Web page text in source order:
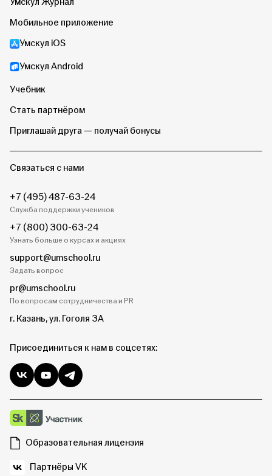
Мобильное приложение
Умскул iOS
Умскул Android
Учебник
Стать партнёром
Приглашай друга — получай бонусы
Связаться с нами
+7 (495) 487-63-24
Служба поддержки учеников
+7 (800) 300-63-24
Узнать больше о курсах и акциях
support@umschool.ru
Задать вопрос
pr@umschool.ru
По вопросам сотрудничества и PR
г. Казань, ул. Гоголя 3А
Присоединиться к нам в соцсетях:
Образовательная лицензия
Партнёры VK